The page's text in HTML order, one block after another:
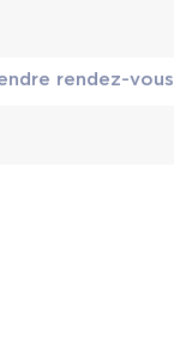
rendez-vous